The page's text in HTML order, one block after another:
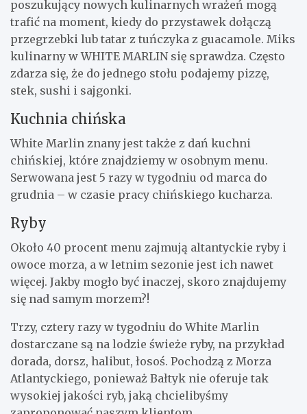
poszukujący nowych kulinarnych wrażeń mogą
trafić na moment, kiedy do przystawek dołączą
przegrzebki lub tatar z tuńczyka z guacamole. Miks
kulinarny w WHITE MARLIN się sprawdza. Często
zdarza się, że do jednego stołu podajemy pizzę,
stek, sushi i sajgonki.
Kuchnia chińska
White Marlin znany jest także z dań kuchni
chińskiej, które znajdziemy w osobnym menu.
Serwowana jest 5 razy w tygodniu od marca do
grudnia – w czasie pracy chińskiego kucharza.
Ryby
Około 40 procent menu zajmują altantyckie ryby i
owoce morza, a w letnim sezonie jest ich nawet
więcej. Jakby mogło być inaczej, skoro znajdujemy
się nad samym morzem?!
Trzy, cztery razy w tygodniu do White Marlin
dostarczane są na lodzie świeże ryby, na przykład
dorada, dorsz, halibut, łosoś. Pochodzą z Morza
Atlantyckiego, ponieważ Bałtyk nie oferuje tak
wysokiej jakości ryb, jaką chcielibyśmy